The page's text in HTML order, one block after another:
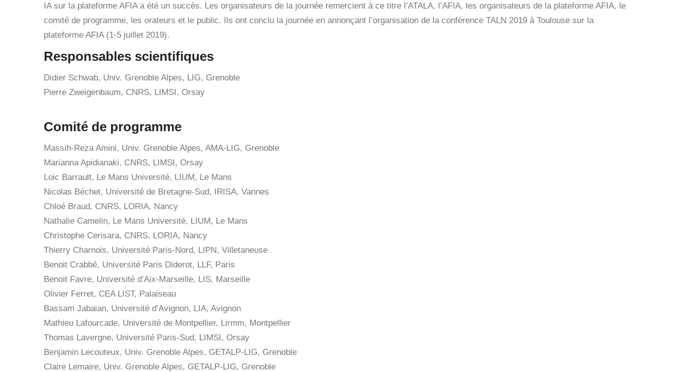
IA sur la plateforme AFIA a été un succès. Les organisateurs de la journée remercient à ce titre l’ATALA, l’AFIA, les organisateurs de la plateforme AFIA, le
comité de programme, les orateurs et le public. Ils ont conclu la journée en annonçant l’organisation de la conférence TALN 2019 à Toulouse sur la
plateforme AFIA (1-5 juillet 2019).
Responsables scientifiques
Didier Schwab, Univ. Grenoble Alpes, LIG, Grenoble
Pierre Zweigenbaum, CNRS, LIMSI, Orsay
Comité de programme
Massih-Reza Amini, Univ. Grenoble Alpes, AMA-LIG, Grenoble
Marianna Apidianaki, CNRS, LIMSI, Orsay
Loic Barrault, Le Mans Université, LIUM, Le Mans
Nicolas Béchet, Université de Bretagne-Sud, IRISA, Vannes
Chloé Braud, CNRS, LORIA, Nancy
Nathalie Camelin, Le Mans Université, LIUM, Le Mans
Christophe Cerisara, CNRS, LORIA, Nancy
Thierry Charnois, Université Paris-Nord, LIPN, Villetaneuse
Benoit Crabbé, Université Paris Diderot, LLF, Paris
Benoit Favre, Université d’Aix-Marseille, LIS, Marseille
Olivier Ferret, CEA LIST, Palaiseau
Bassam Jabaian, Université d’Avignon, LIA, Avignon
Mathieu Lafourcade, Université de Montpellier, Lirmm, Montpellier
Thomas Lavergne, Université Paris-Sud, LIMSI, Orsay
Benjamin Lecouteux, Univ. Grenoble Alpes, GETALP-LIG, Grenoble
Claire Lemaire, Univ. Grenoble Alpes, GETALP-LIG, Grenoble